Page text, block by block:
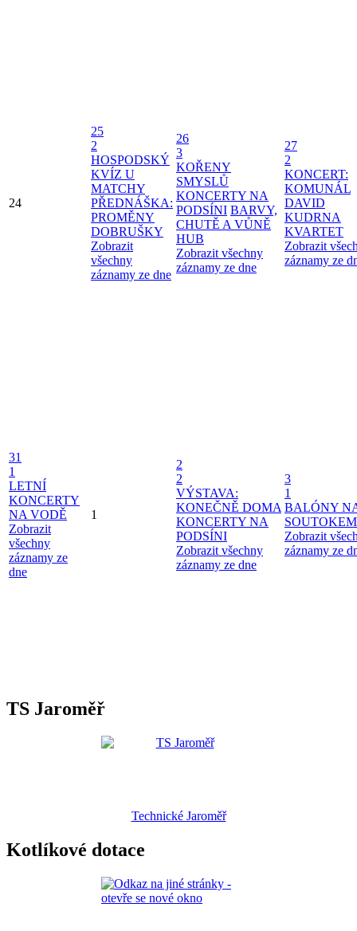
24
25
2
HOSPODSKÝ
KVÍZ U
MATCHY
PŘEDNÁŠKA:
PROMĚNY
DOBRUŠKY
Zobrazit
všechny
záznamy ze dne
26
3
KOŘENY
SMYSLŮ
KONCERTY NA
PODSÍNI BARVY,
CHUTĚ A VŮNĚ
HUB
Zobrazit všechny
záznamy ze dne
27
2
KONCERT:
KOMUNÁL
DAVID
KUDRNA
KVARTET
Zobrazit
záznamy ze
31
1
LETNÍ
KONCERTY
NA VODĚ
Zobrazit
všechny
záznamy ze
dne
1
2
2
VÝSTAVA:
KONEČNĚ DOMA
KONCERTY NA
PODSÍNI
Zobrazit všechny
záznamy ze dne
3
1
BALÓNY
SOUTOKEM
Zobrazit
záznamy ze
TS Jaroměř
Technické Jaroměř
Kotlíkové dotace